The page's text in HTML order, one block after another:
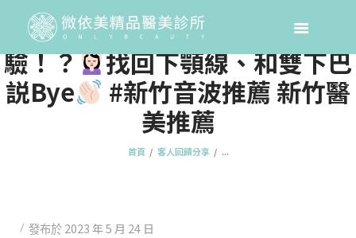
超神的「海芙音波」醫美初體
驗！？
找回下顎線、和雙下巴
説Bye
#新竹音波推薦 新竹醫
美推薦
首頁 客人回饋分享 ...
發布於 2023 年 5 月 24 日